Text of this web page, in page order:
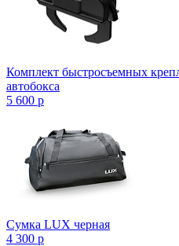
Комплект быстросъемных
автобокса
5 600 p
Сумка LUX черная
4 300 p